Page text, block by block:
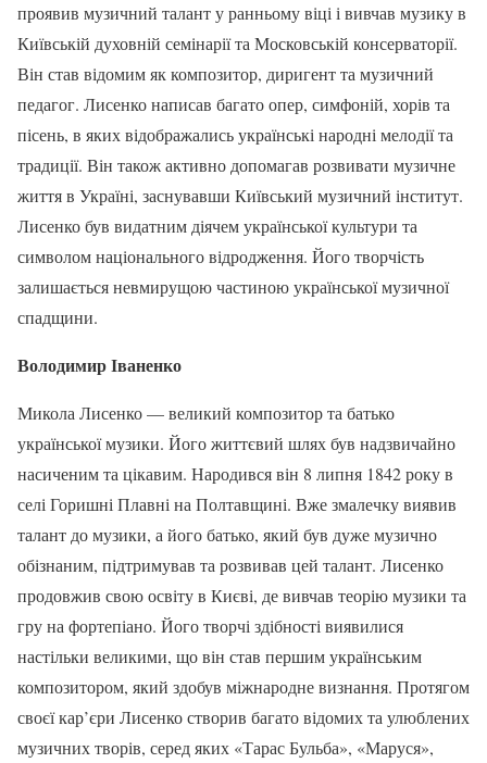
проявив музичний талант у ранньому віці і вивчав музику в
Київській духовній семінарії та Московській консерваторії.
Він став відомим як композитор, диригент та музичний
педагог. Лисенко написав багато опер, симфоній, хорів та
пісень, в яких відображались українські народні мелодії та
традиції. Він також активно допомагав розвивати музичне
життя в Україні, заснувавши Київський музичний інститут.
Лисенко був видатним діячем української культури та
символом національного відродження. Його творчість
залишається невмирущою частиною української музичної
спадщини.
Володимир Іваненко
Микола Лисенко — великий композитор та батько
української музики. Його життєвий шлях був надзвичайно
насиченим та цікавим. Народився він 8 липня 1842 року в
селі Горишні Плавні на Полтавщині. Вже змалечку виявив
талант до музики, а його батько, який був дуже музично
обізнаним, підтримував та розвивав цей талант. Лисенко
продовжив свою освіту в Києві, де вивчав теорію музики та
гру на фортепіано. Його творчі здібності виявилися
настільки великими, що він став першим українським
композитором, який здобув міжнародне визнання. Протягом
своєї кар’єри Лисенко створив багато відомих та улюблених
музичних творів, серед яких «Тарас Бульба», «Маруся»,